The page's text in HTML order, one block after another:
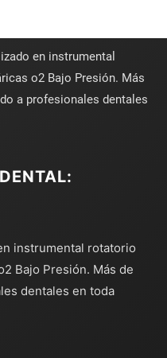
en instrumental
o2 Bajo Presión. Más
a profesionales dentales
instrumental rotatorio
Bajo Presión. Más de
dentales en toda